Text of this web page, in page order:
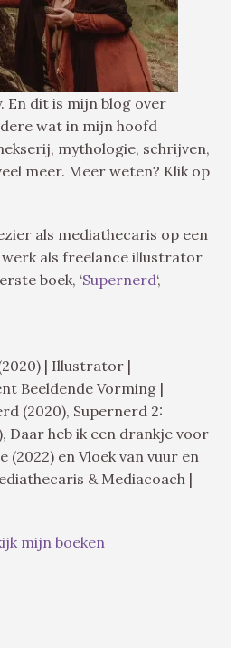
En dit is mijn blog over
wat in mijn hoofd
mythologie, schrijven,
meer. Meer weten? Klik op
als mediathecaris op een
als freelance illustrator
boek, ‘Supernerd‘,
| Illustrator |
Beeldende Vorming |
(2020), Supernerd 2:
Daar heb ik een drankje voor
(2022) en Vloek van vuur en
& Mediacoach |
mijn boeken